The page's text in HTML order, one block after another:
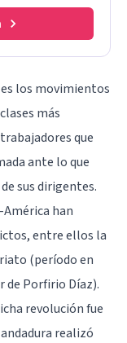
los movimientos
más
que
ante lo que
sus dirigentes.
América han
entre ellos la
(período en
de Porfirio Díaz).
revolución fue
realizó